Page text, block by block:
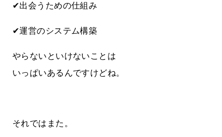
✔出会うための仕組み
✔運営のシステム構築
やらないといけないことは
いっぱいあるんですけどね。
それではまた。